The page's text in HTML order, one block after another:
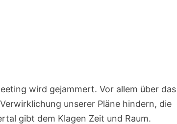
wird gejammert. Vor allem über das
unserer Pläne hindern, die
gibt dem Klagen Zeit und Raum.